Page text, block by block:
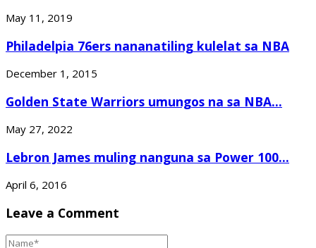
May 11, 2019
Philadelpia 76ers nananatiling kulelat sa NBA
December 1, 2015
Golden State Warriors umungos na sa NBA...
May 27, 2022
Lebron James muling nanguna sa Power 100...
April 6, 2016
Leave a Comment